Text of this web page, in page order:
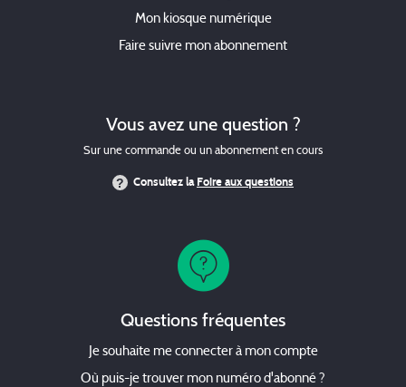
Mon kiosque numérique
Faire suivre mon abonnement
Vous avez une question ?
Sur une commande ou un abonnement en cours
Consultez laFoire aux questions
Questions fréquentes
Je souhaite me connecter à mon compte
Où puis-je trouver mon numéro d'abonné ?